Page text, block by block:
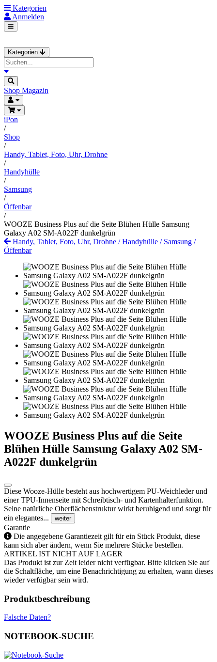
Kategorien
Anmelden
Kategorien
Shop Magazin
iPon
/
Shop
/
Handy, Tablet, Foto, Uhr, Drohne
/
Handyhülle
/
Samsung
/
Öffenbar
/
WOOZE Business Plus auf die Seite Blühen Hülle Samsung
Galaxy A02 SM-A022F dunkelgrün
Handy, Tablet, Foto, Uhr, Drohne /Handyhülle / Samsung /
Öffenbar
WOOZE Business Plus auf die Seite
Blühen Hülle Samsung Galaxy A02 SM-
A022F dunkelgrün
Diese Wooze-Hülle besteht aus hochwertigem PU-Weichleder und
einer TPU-Innenseite mit Schreibtisch- und Kartenhalterfunktion.
Seine natürliche Oberflächenstruktur wirkt beruhigend und sorgt für
ein elegantes...
weiter
Garantie
Die angegebene Garantiezeit gilt für ein Stück Produkt, diese
kann sich aber ändern, wenn Sie mehrere Stücke bestellen.
ARTIKEL IST NICHT AUF LAGER
Das Produkt ist zur Zeit leider nicht verfügbar. Bitte klicken Sie auf
die Schaltfläche, um eine Benachrichtigung zu erhalten, wann dieses
wieder verfügbar sein wird.
Produktbeschreibung
Falsche Daten?
NOTEBOOK-SUCHE